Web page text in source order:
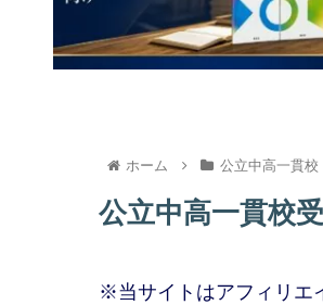
ホーム 公立中高一貫校
公立中高一貫校
※当サイトはアフィリエ